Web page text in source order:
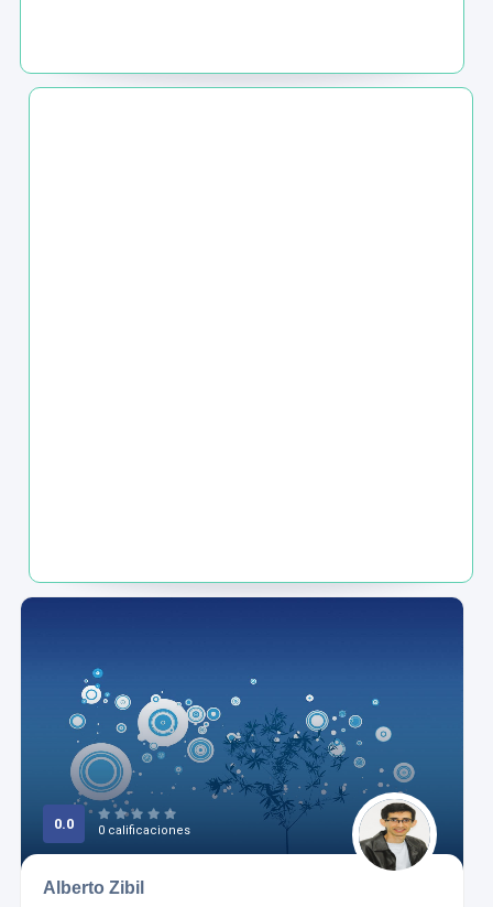
0.0 0 calificaciones
Alberto Zibil